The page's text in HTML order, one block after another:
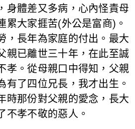
身體差又多病，心內怪責母
累大家捱苦(外公是富商)。
，長年為家庭的付出。最大
親已離世三十年，在此至誠
孝。從母親口中得知，父親
有了四位兄長，我才出生。
時那份對父親的愛念，長大
不孝不敬的惡人。